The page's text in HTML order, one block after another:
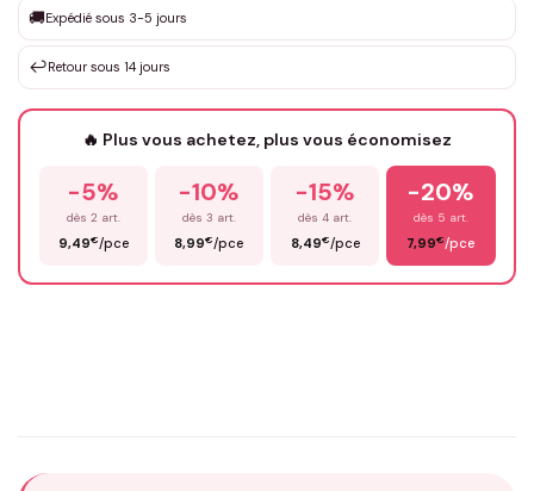
Votre texte / idée*
Prénom*
🚚Expédié sous 3-5 jours
↩️Retour sous 14 jours
🔥 Plus vous achetez, plus vous économisez
-5%
dès 2 art.
9,49€/pce
-10%
dès 3 art.
8,99€/pce
-15%
dès 4 art.
8,49€/pce
-20%
dès 5 art.
7,99€/pce